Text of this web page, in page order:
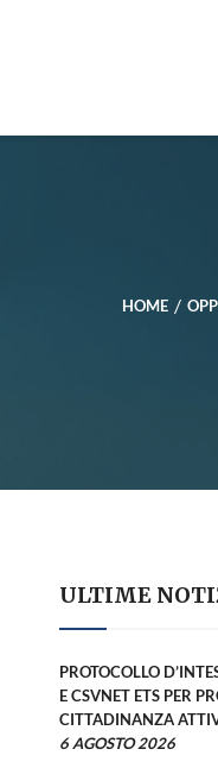
HOME
ULTIME
PROTOCOLLO
E CSVNET ETS PER
CITTADINANZA
6 AGOSTO 2026